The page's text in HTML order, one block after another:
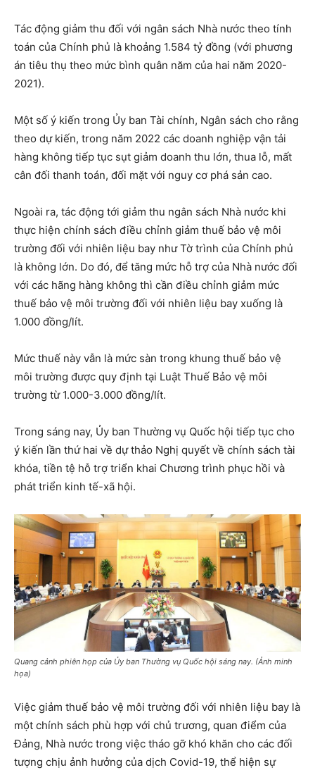
Tác động giảm thu đối với ngân sách Nhà nước theo tính
toán của Chính phủ là khoảng 1.584 tỷ đồng (với phương
án tiêu thụ theo mức bình quân năm của hai năm 2020-
2021).
Một số ý kiến trong Ủy ban Tài chính, Ngân sách cho rằng
theo dự kiến, trong năm 2022 các doanh nghiệp vận tải
hàng không tiếp tục sụt giảm doanh thu lớn, thua lỗ, mất
cân đối thanh toán, đối mặt với nguy cơ phá sản cao.
Ngoài ra, tác động tới giảm thu ngân sách Nhà nước khi
thực hiện chính sách điều chỉnh giảm thuế bảo vệ môi
trường đối với nhiên liệu bay như Tờ trình của Chính phủ
là không lớn. Do đó, để tăng mức hỗ trợ của Nhà nước đối
với các hãng hàng không thì cần điều chỉnh giảm mức
thuế bảo vệ môi trường đối với nhiên liệu bay xuống là
1.000 đồng/lít.
Mức thuế này vẫn là mức sàn trong khung thuế bảo vệ
môi trường được quy định tại Luật Thuế Bảo vệ môi
trường từ 1.000-3.000 đồng/lít.
Trong sáng nay, Ủy ban Thường vụ Quốc hội tiếp tục cho
ý kiến lần thứ hai về dự thảo Nghị quyết về chính sách tài
khóa, tiền tệ hỗ trợ triển khai Chương trình phục hồi và
phát triển kinh tế-xã hội.
Quang cảnh phiên họp của Ủy ban Thường vụ Quốc hội sáng nay. (Ảnh minh
họa)
Việc giảm thuế bảo vệ môi trường đối với nhiên liệu bay là
một chính sách phù hợp với chủ trương, quan điểm của
Đảng, Nhà nước trong việc tháo gỡ khó khăn cho các đối
tượng chịu ảnh hưởng của dịch Covid-19, thể hiện sự